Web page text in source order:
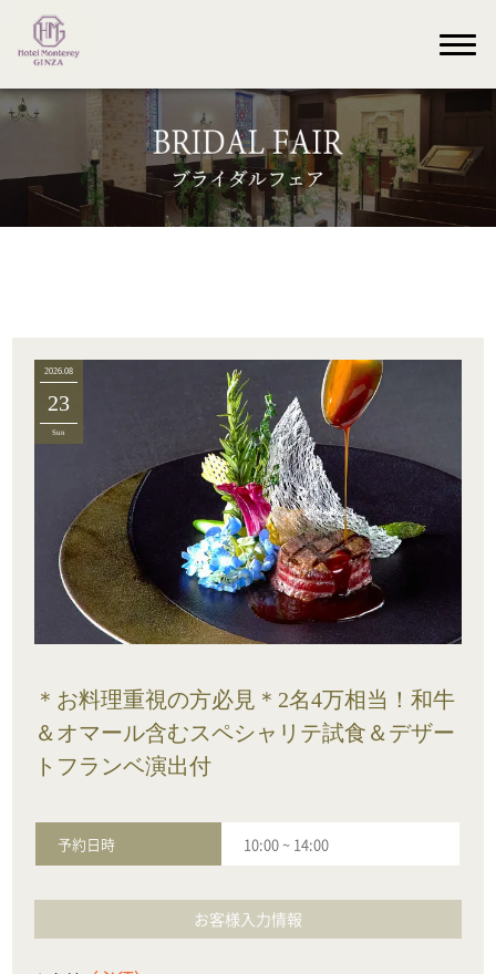
2026.08
23
Sun
＊お料理重視の方必見＊2名4万相当！和牛
＆オマール含むスペシャリテ試食＆デザー
トフランベ演出付
予約日時 10:00~ 14:00
お客様入力情報